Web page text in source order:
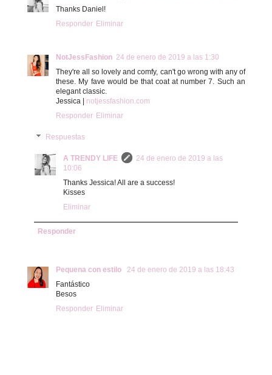
Thanks Daniel!
Responder Eliminar
NotJessFashion 24 de enero de 2019 a las 1:30
They're all so lovely and comfy, can't go wrong with any of
these. My fave would be that coat at number 7. Such an
elegant classic.
Jessica | notjessfashion.com
Responder Eliminar
Respuestas
A TRENDY LIFE
24 de enero de 2019 a las
10:06
Thanks Jessica! All are a success!
Kisses
Eliminar
Responder
Pequena con estilo
24 de enero de 2019 a las 18:43
Fantástico
Besos
Responder Eliminar